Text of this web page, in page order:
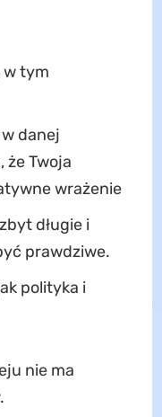
w tym
danej
że ​​Twoja
wrażenie
długie i
prawdziwe.
polityka i
nie ma